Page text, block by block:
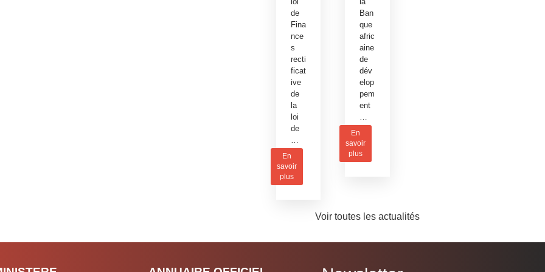
de
Fina
nce
s
recti
ficat
ive
de
la
loi
de
…
En
savoir
plus
Ban
que
afric
aine
de
dév
elop
pem
ent
…
En
savoir
plus
Voir toutes les actualités